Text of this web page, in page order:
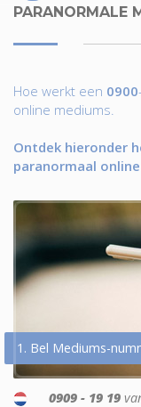
PARANORMALE
Hoe werkt een 0900
online mediums.
Ontdek hieronder
paranormaal
1. Bel Mediums-
0909 - 19 19